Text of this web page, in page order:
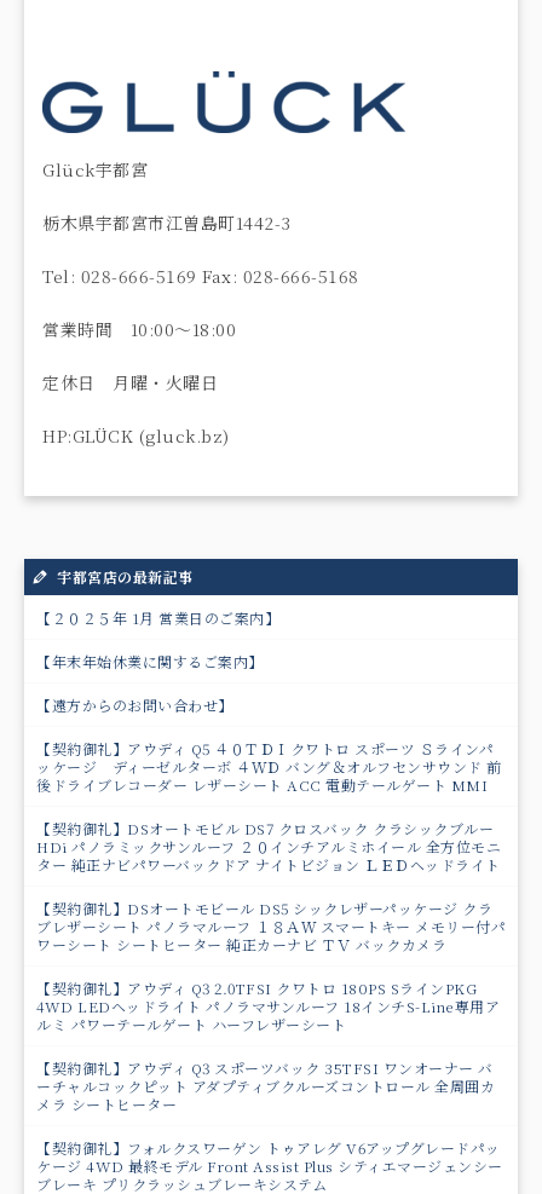
Glück宇都宮
栃木県宇都宮市江曽島町1442-3
Tel: 028-666-5169 Fax: 028-666-5168
営業時間 10:00〜18:00
定休日 月曜・火曜日
HP:GLÜCK (gluck.bz)
宇都宮店の最新記事
【２０２５年 1月 営業日のご案内】
【年末年始休業に関するご案内】
【遠方からのお問い合わせ】
【契約御礼】アウディ Q5 ４０ＴＤＩクワトロ スポーツ Ｓラインパ
ッケージ ディーゼルターボ ４ＷＤ バング＆オルフセンサウンド 前
後ドライブレコーダー レザーシート ACC 電動テールゲート MMI
【契約御礼】DSオートモビル DS7 クロスバック クラシックブルー
HDi パノラミックサンルーフ ２０インチアルミホイール 全方位モニ
ター 純正ナビパワーバックドア ナイトビジョン ＬＥＤヘッドライト
【契約御礼】DSオートモビール DS5 シックレザーパッケージ クラ
ブレザーシート パノラマルーフ １８ＡＷ スマートキー メモリー付パ
ワーシート シートヒーター 純正カーナビ ＴＶ バックカメラ
【契約御礼】アウディ Q3 2.0TFSI クワトロ 180PS SラインPKG
4WD LEDヘッドライト パノラマサンルーフ 18インチS-Line専用ア
ルミ パワーテールゲート ハーフレザーシート
【契約御礼】アウディ Q3 スポーツバック 35TFSI ワンオーナー バ
ーチャルコックピット アダプティブクルーズコントロール 全周囲カ
メラ シートヒーター
【契約御礼】フォルクスワーゲン トゥアレグ V6アップグレードパッ
ケージ 4WD 最終モデル Front Assist Plus シティエマージェンシー
ブレーキ プリクラッシュブレーキシステム